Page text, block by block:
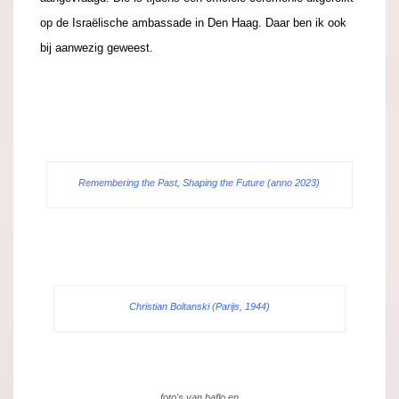
op de Israëlische ambassade in Den Haag. Daar ben ik ook
bij aanwezig geweest.
Remembering the Past, Shaping the Future (anno 2023)
Christian Boltanski (Parijs, 1944)